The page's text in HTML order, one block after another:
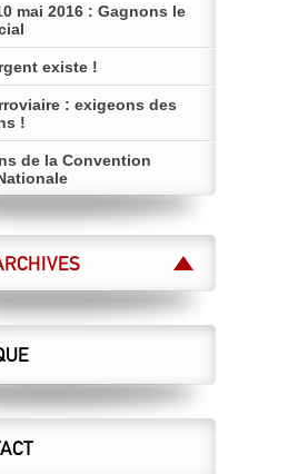
mai 2016 : Gagnons le
existe !
: exigeons des
!
de la Convention